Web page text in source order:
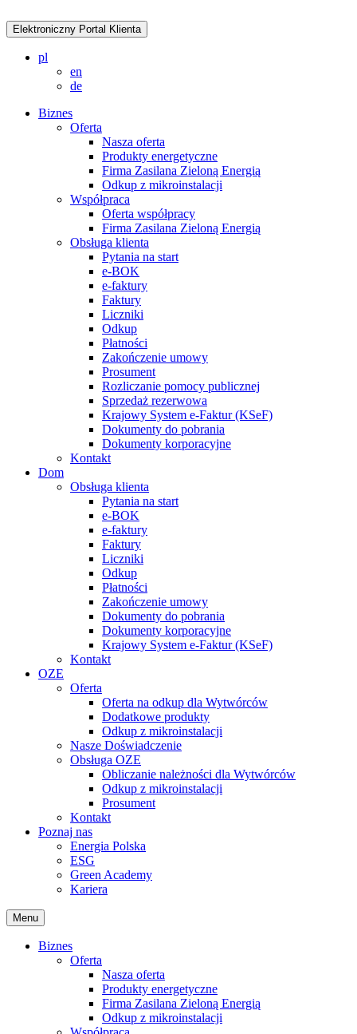
Elektroniczny Portal Klienta
pl
en
de
Biznes
Oferta
Nasza oferta
Produkty energetyczne
Firma Zasilana Zieloną Energią
Odkup z mikroinstalacji
Współpraca
Oferta współpracy
Firma Zasilana Zieloną Energią
Obsługa klienta
Pytania na start
e-BOK
e-faktury
Faktury
Liczniki
Odkup
Płatności
Zakończenie umowy
Prosument
Rozliczanie pomocy publicznej
Sprzedaż rezerwowa
Krajowy System e-Faktur (KSeF)
Dokumenty do pobrania
Dokumenty korporacyjne
Kontakt
Dom
Obsługa klienta
Pytania na start
e-BOK
e-faktury
Faktury
Liczniki
Odkup
Płatności
Zakończenie umowy
Dokumenty do pobrania
Dokumenty korporacyjne
Krajowy System e-Faktur (KSeF)
Kontakt
OZE
Oferta
Oferta na odkup dla Wytwórców
Dodatkowe produkty
Odkup z mikroinstalacji
Nasze Doświadczenie
Obsługa OZE
Obliczanie należności dla Wytwórców
Odkup z mikroinstalacji
Prosument
Kontakt
Poznaj nas
Energia Polska
ESG
Green Academy
Kariera
Menu
Biznes
Oferta
Nasza oferta
Produkty energetyczne
Firma Zasilana Zieloną Energią
Odkup z mikroinstalacji